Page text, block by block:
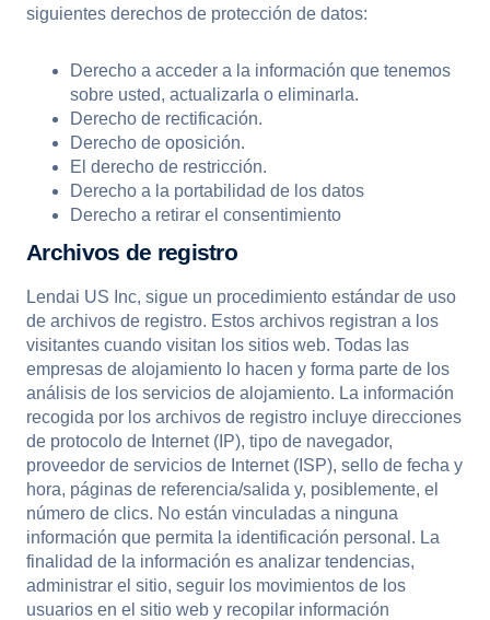
siguientes derechos de protección de datos:
Derecho a acceder a la información que tenemos
sobre usted, actualizarla o eliminarla.
Derecho de rectificación.
Derecho de oposición.
El derecho de restricción.
Derecho a la portabilidad de los datos
Derecho a retirar el consentimiento
Archivos de registro
Lendai US Inc, sigue un procedimiento estándar de uso
de archivos de registro. Estos archivos registran a los
visitantes cuando visitan los sitios web. Todas las
empresas de alojamiento lo hacen y forma parte de los
análisis de los servicios de alojamiento. La información
recogida por los archivos de registro incluye direcciones
de protocolo de Internet (IP), tipo de navegador,
proveedor de servicios de Internet (ISP), sello de fecha y
hora, páginas de referencia/salida y, posiblemente, el
número de clics. No están vinculadas a ninguna
información que permita la identificación personal. La
finalidad de la información es analizar tendencias,
administrar el sitio, seguir los movimientos de los
usuarios en el sitio web y recopilar información